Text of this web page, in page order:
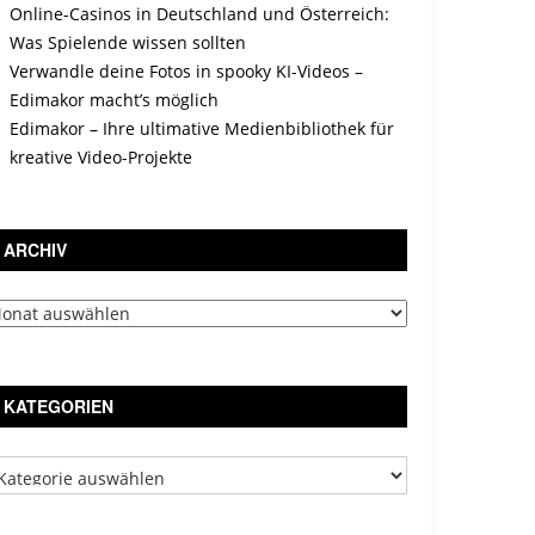
Online-Casinos in Deutschland und Österreich:
Was Spielende wissen sollten
Verwandle deine Fotos in spooky KI-Videos –
Edimakor macht’s möglich
Edimakor – Ihre ultimative Medienbibliothek für
kreative Video-Projekte
ARCHIV
KATEGORIEN